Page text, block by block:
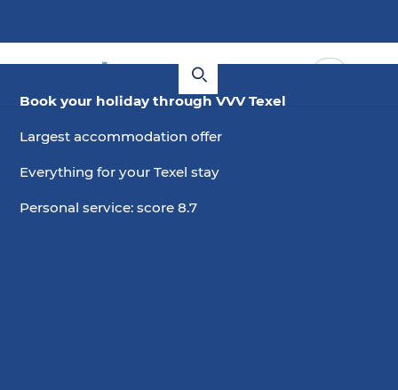
Book your holiday through VVV Texel
Largest accommodation offer
Everything for your Texel stay
Personal service: score 8.7